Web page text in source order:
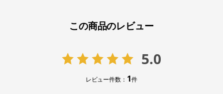
この商品のレビュー
5.0
レビュー件数： 1件